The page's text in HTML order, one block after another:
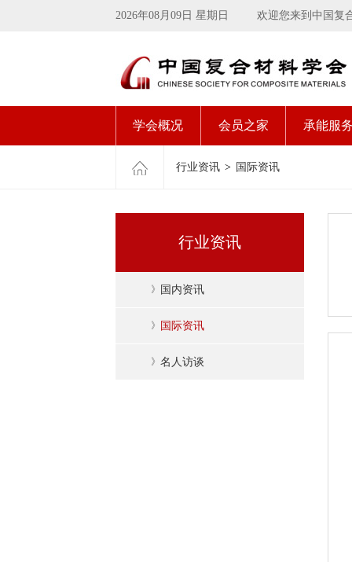
2026年08月09日 星期日 欢迎您来到中国复
学会概况 会员之家 承能服
行业资讯 > 国际资讯
行业资讯
》 国内资讯
》 国际资讯
》 名人访谈